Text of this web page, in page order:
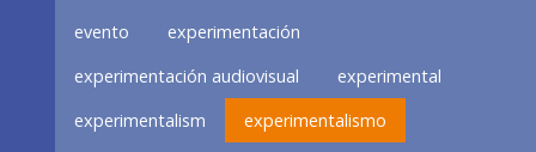
evento
experimentación
experimentación audiovisual
experimental
experimentalism
experimentalismo